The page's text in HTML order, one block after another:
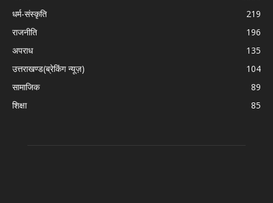
धर्म-संस्कृति
219
राजनीति
196
अपराध
135
उत्तराखण्ड(ब्रेकिंग न्यूज़)
104
सामाजिक
89
शिक्षा
85